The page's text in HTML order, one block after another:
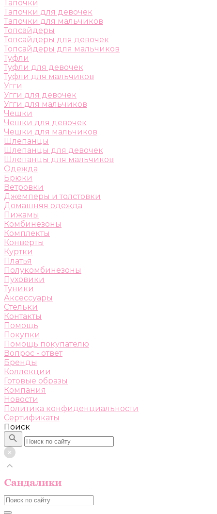
Тапочки
Тапочки для девочек
Тапочки для мальчиков
Топсайдеры
Топсайдеры для девочек
Топсайдеры для мальчиков
Туфли
Туфли для девочек
Туфли для мальчиков
Угги
Угги для девочек
Угги для мальчиков
Чешки
Чешки для девочек
Чешки для мальчиков
Шлепанцы
Шлепанцы для девочек
Шлепанцы для мальчиков
Одежда
Брюки
Ветровки
Джемперы и толстовки
Домашняя одежда
Пижамы
Комбинезоны
Комплекты
Конверты
Куртки
Платья
Полукомбинезоны
Пуховики
Туники
Аксессуары
Стельки
Контакты
Помощь
Покупки
Помощь покупателю
Вопрос - ответ
Бренды
Коллекции
Готовые образы
Компания
Новости
Политика конфиденциальности
Сертификаты
Поиск